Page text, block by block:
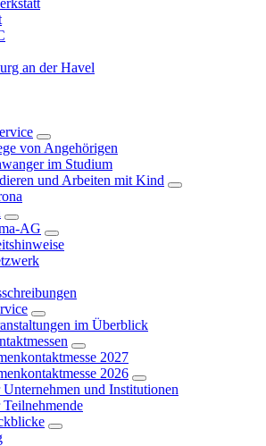
an der Havel
von Angehörigen
im Studium
und Arbeiten mit Kind
AG
im Überblick
2027
2026
Unternehmen und Institutionen
Teilnehmende